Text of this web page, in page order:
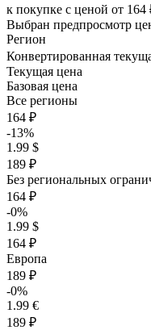
к покупке с ценой от 164
Выбран предпросмотр
Регион
Конвертированная
Текущая цена
Базовая цена
Все регионы
164 ₽
-13%
1.99 $
189 ₽
Без региональных
164 ₽
-0%
1.99 $
164 ₽
Европа
189 ₽
-0%
1.99 €
189 ₽